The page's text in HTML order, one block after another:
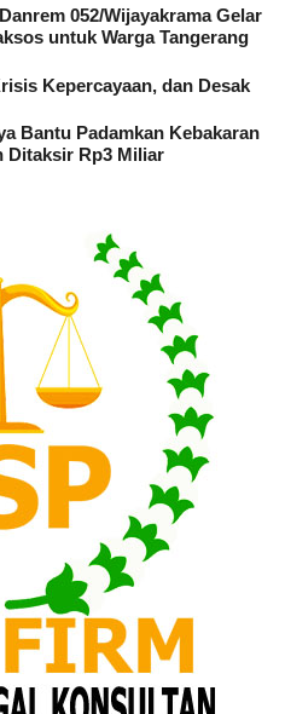
052/Wijayakrama Gelar
untuk Warga Tangerang
Kepercayaan, dan Desak
Bantu Padamkan Kebakaran
Ditaksir Rp3 Miliar